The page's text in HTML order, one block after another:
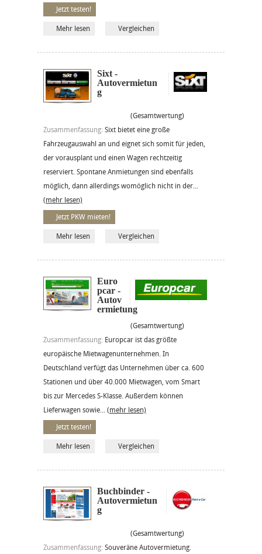
Jetzt testen!
Mehr lesen Vergleichen
Sixt -
Autovermietun
g
(Gesamtwertung)
Zusammenfassung: Sixt bietet eine große
Fahrzeugauswahl an und eignet sich somit für jeden,
der vorausplant und einen Wagen rechtzeitig
reserviert. Spontane Anmietungen sind ebenfalls
möglich, dann allerdings womöglich nicht in der...
(mehr lesen)
Jetzt PKW mieten!
Mehr lesen Vergleichen
Euro
pcar -
Autov
ermietung
(Gesamtwertung)
Zusammenfassung: Europcar ist das größte
europäische Mietwagenunternehmen. In
Deutschland verfügt das Unternehmen über ca. 600
Stationen und über 40.000 Mietwagen, vom Smart
bis zur Mercedes S-Klasse. Außerdem können
Lieferwagen sowie... (mehr lesen)
Jetzt testen!
Mehr lesen Vergleichen
Buchbinder -
Autovermietun
g
(Gesamtwertung)
Zusammenfassung: Souveräne Autovermietung.